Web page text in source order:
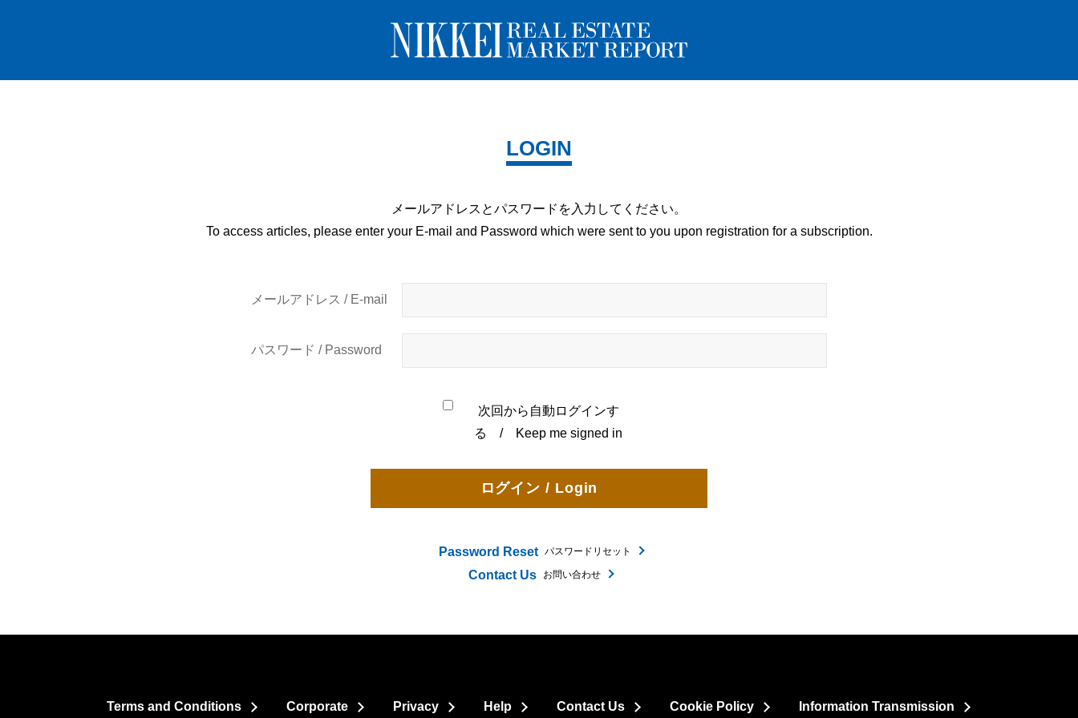
LOGIN
メールアドレスとパスワードを 入力してください。
To access articles, please enter your E-mail and Password which were sent to you upon registration for a subscription.
メールアドレス / E-mail
パスワード / Password
次回から自動ログインす
る / Keep me signed in
Password Reset パスワードリセット
Contact Us お問い合わせ
Terms and Conditions Corporate Privacy Help Contact Us Cookie Policy Information Transmission